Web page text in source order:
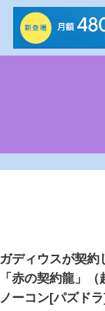
ガディウスが契約
「赤の契約龍」
ノーコン[パズドラ]